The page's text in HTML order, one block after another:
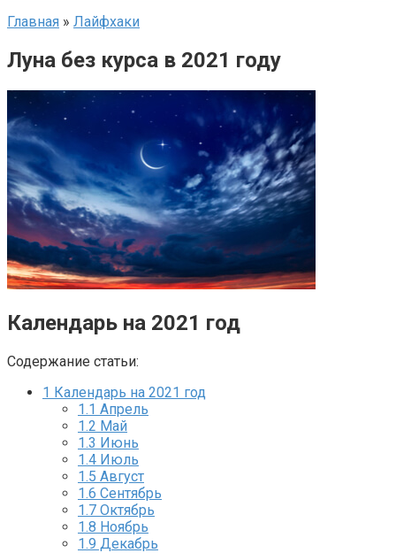
Главная » Лайфхаки
Луна без курса в 2021 году
Календарь на 2021 год
Содержание статьи:
1 Календарь на 2021 год
1.1 Апрель
1.2 Май
1.3 Июнь
1.4 Июль
1.5 Август
1.6 Сентябрь
1.7 Октябрь
1.8 Ноябрь
1.9 Декабрь